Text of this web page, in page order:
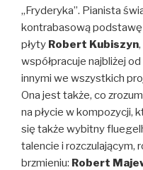
„Fryderyka”. Pianista
kontrabasową
płyty Robert Kubiszyn
współpracuje najbliżej
innymi we wszystkich
Ona jest także, co
na płycie w kompozycji,
się także wybitny
talencie i rozczulającym,
brzmieniu: Robert